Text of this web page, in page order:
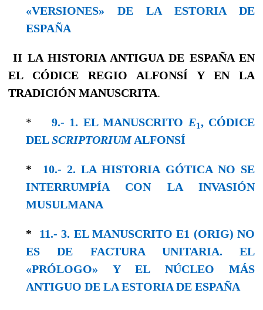
«VERSIONES» DE LA ESTORIA DE
ESPAÑA
II LA HISTORIA ANTIGUA DE ESPAÑAEN
EL CÓDICE REGIO ALFONSÍ Y EN LA
TRADICIÓN MANUSCRITA.
* 9.- 1. EL MANUSCRITO E1, CÓDICE
DELSCRIPTORIUMALFONSÍ
* 10.- 2. LA HISTORIA GÓTICA NO SE
INTERRUMPÍA CON LA INVASIÓN
MUSULMANA
* 11.- 3. EL MANUSCRITO E1 (ORIG) NO
ES DE FACTURA UNITARIA. EL
«PRÓLOGO» Y EL NÚCLEO MÁS
ANTIGUO DE LA ESTORIA DE ESPAÑA